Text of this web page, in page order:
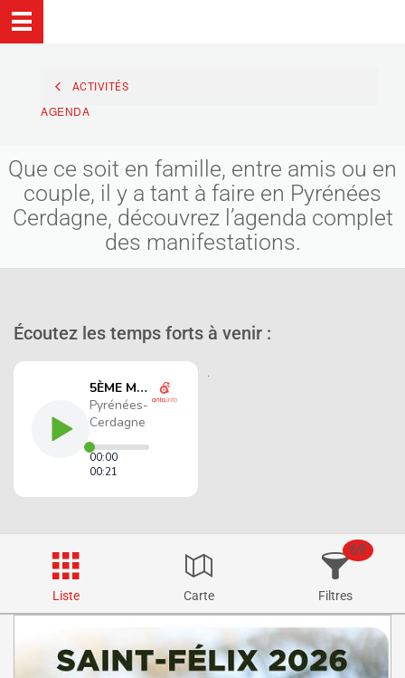
ACTIVITÉS
AGENDA
Que ce soit en famille, entre amis ou en
couple, il y a tant à faire en Pyrénées
Cerdagne, découvrez l’agenda complet
des manifestations.
Écoutez les temps forts à venir :
Liste Carte Filtres
69